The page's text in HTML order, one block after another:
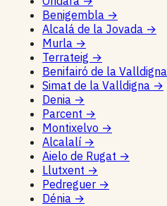
Benigembla →
Alcalá de la Jovada →
Murla →
Terrateig →
Benifairó de la Valldigna
Simat de la Valldigna →
Denia →
Parcent →
Montixelvo →
Alcalalí →
Aielo de Rugat →
Llutxent →
Pedreguer →
Dénia →